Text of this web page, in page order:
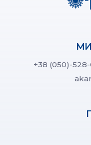
МИ
+38 (050)-528-